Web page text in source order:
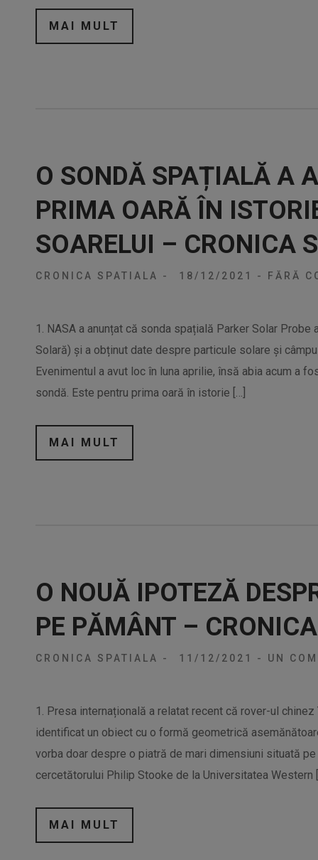
MAI MULT
O SONDĂ SPAȚIALĂ A
PRIMA OARĂ ÎN
SOARELUI – CRONICA
CRONICA SPATIALA - 18/12/2021 - FĂRĂ
1. NASA a anunțat că sonda spațială Parker Solar
Solară) și a obținut date despre particule solare și
Evenimentul a avut loc în luna aprilie, însă abia acum a
sondă. Este pentru prima oară în istorie […]
MAI MULT
O NOUĂ IPOTEZĂ
PE PĂMÂNT –
CRONICA SPATIALA - 11/12/2021 - UN
1. Presa internațională a relatat recent că rover-ul
identificat un obiect cu o formă geometrică
vorba doar despre o piatră de mari dimensiuni situată
cercetătorului Philip Stooke de la Universitatea Western
MAI MULT